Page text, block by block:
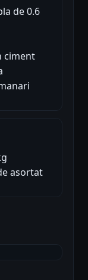
de 0.6
ciment
asortat